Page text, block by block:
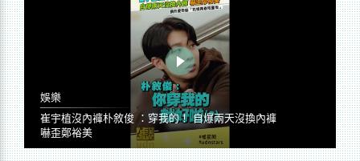
娛樂
崔宇植沒內褲朴敘俊 ：穿我的！ 自爆兩天沒換內褲
嚇歪鄭裕美